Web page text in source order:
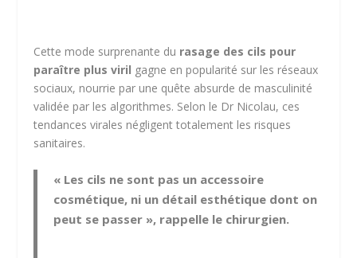
Cette mode surprenante du rasage des cils pour
paraître plus viril gagne en popularité sur les réseaux
sociaux, nourrie par une quête absurde de masculinité
validée par les algorithmes. Selon le Dr Nicolau, ces
tendances virales négligent totalement les risques
sanitaires.
« Les cils ne sont pas un accessoire
cosmétique, ni un détail esthétique dont on
peut se passer », rappelle le chirurgien.